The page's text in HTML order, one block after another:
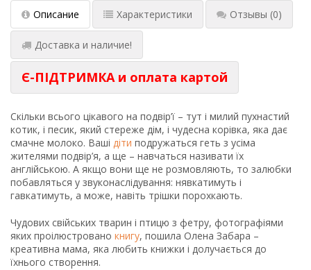
Описание Характеристики Отзывы (0)
Доставка и наличие!
Є-ПІДТРИМКА и оплата картой
Скільки всього цікавого на подвір’ї – тут і милий пухнастий
котик, і песик, який стереже дім, і чудесна корівка, яка дає
смачне молоко. Ваші діти подружаться геть з усіма
жителями подвір’я, а ще – навчаться називати їх
англійською. А якщо вони ще не розмовляють, то залюбки
побавляться у звуконаслідування: нявкатимуть і
гавкатимуть, а може, навіть трішки порохкають.
Чудових свійських тварин і птицю з фетру, фотографіями
яких проілюстровано книгу, пошила Олена Забара –
креативна мама, яка любить книжки і долучається до
їхнього створення.